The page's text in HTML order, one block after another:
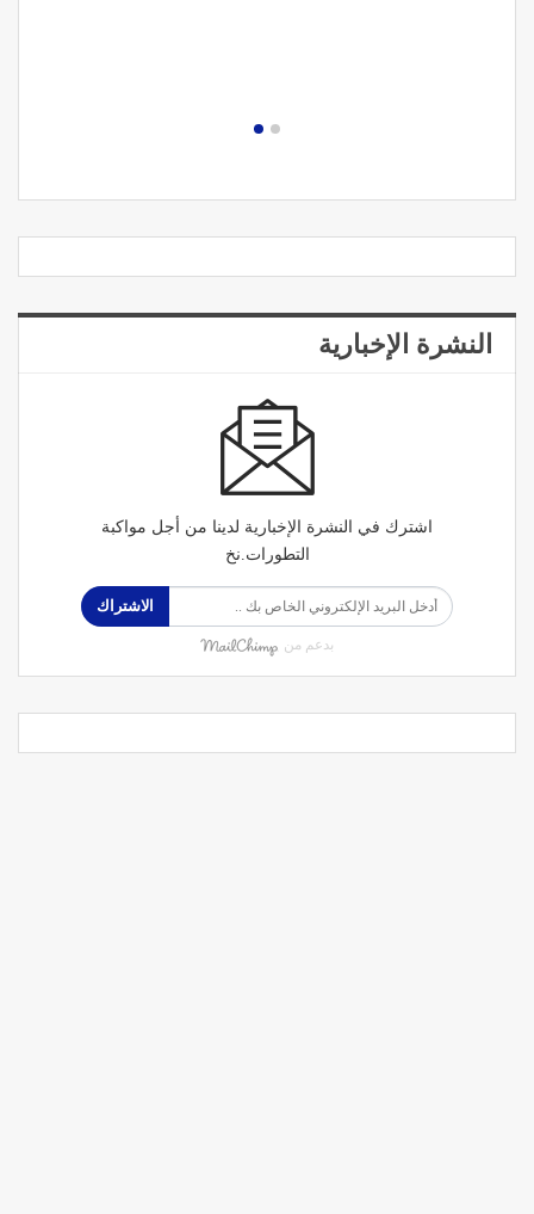
النشرة الإخبارية
اشترك في النشرة الإخبارية لدينا من أجل مواكبة
التطورات.نخ
الاشتراك
بدعم من